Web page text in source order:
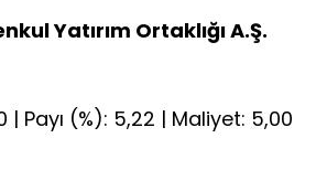
Yatırım Ortaklığı A.Ş.
| Payı (%): 5,22 | Maliyet: 5,00